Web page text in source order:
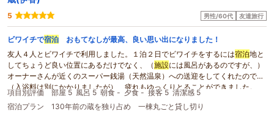
5 男性/60代 友達旅行
ビワイチで宿泊 おもてなしが最高、良い思い出になりました！
友人４人とビワイチで利用しました。１泊２日でビワイチをするには宿泊地と
してちょうど良い位置にあるだけでなく、（施設には風呂があるのですが、）
オーナーさんが近くのスーパー銭湯（天然温泉）への送迎をしてくれたので
（入浴料は別にかかりましたが）、疲れもゆっくりとることができました。
離れの蔵なので、夜も周りに気兼ねすることなく、コンビニで購入したお酒を
飲みながら語り合うことができました。
項目別評価 部屋 5 風呂 5 朝食 - 夕食 - 接客 5 清潔感 5
宿泊プラン
130年前の蔵を独り占め 一棟丸ごと貸し切り